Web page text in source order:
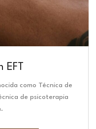
EFT
como Técnica de
de psicoterapia